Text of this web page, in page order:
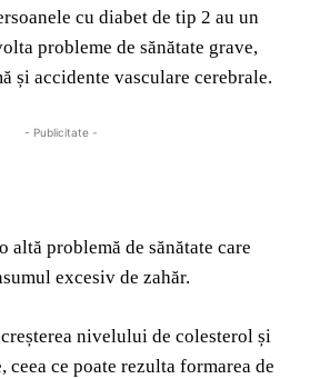
cu diabet de tip 2 au un
probleme de sănătate grave,
și accidente vasculare cerebrale.
- Publicitate -
altă problemă de sănătate care
excesiv de zahăr.
nivelului de colesterol și
ce poate rezulta formarea de